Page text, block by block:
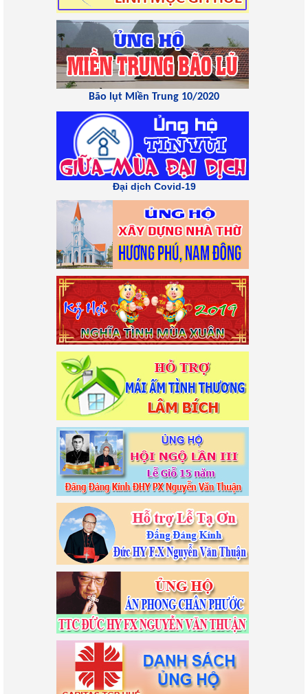
Bão lụt Miền Trung 10/2020
Đại dịch Covid-19